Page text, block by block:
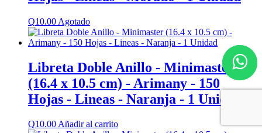
Q10.00 Agotado
Libreta Doble Anillo - Minimaster
(16.4 x 10.5 cm) - Arimany - 150
Hojas - Lineas - Naranja - 1 Unidad
Q10.00 Añadir al carrito